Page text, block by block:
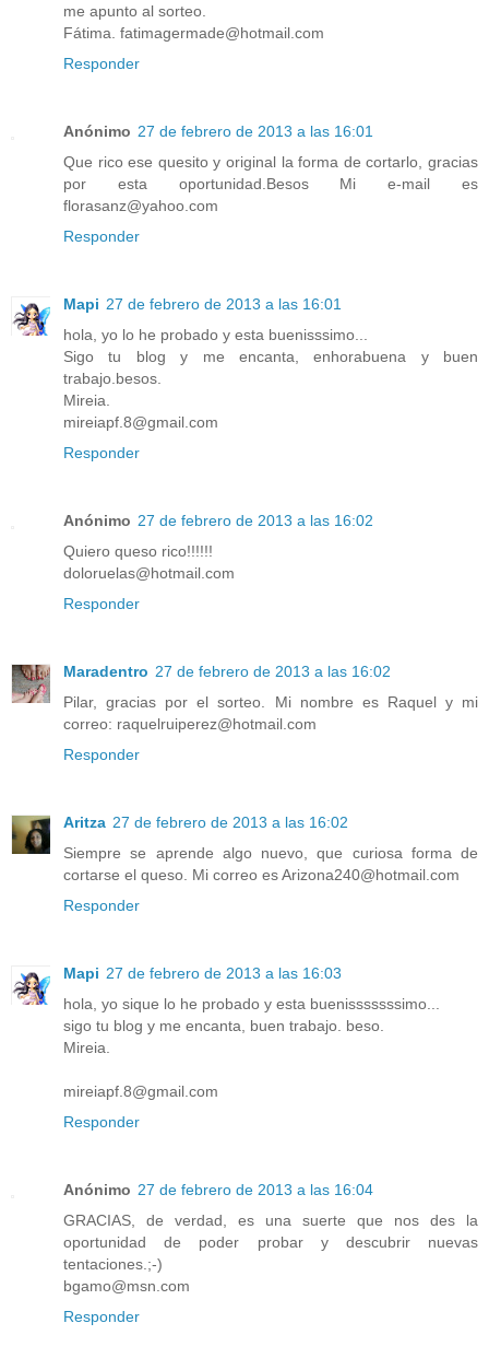
me apunto al sorteo.
Fátima. fatimagermade@hotmail.com
Responder
Anónimo 27 de febrero de 2013 a las 16:01
Que rico ese quesito y original la forma de cortarlo, gracias
por esta oportunidad.Besos Mi e-mail es
florasanz@yahoo.com
Responder
Mapi 27 de febrero de 2013 a las 16:01
hola, yo lo he probado y esta buenisssimo...
Sigo tu blog y me encanta, enhorabuena y buen
trabajo.besos.
Mireia.
mireiapf.8@gmail.com
Responder
Anónimo 27 de febrero de 2013 a las 16:02
Quiero queso rico!!!!!!
doloruelas@hotmail.com
Responder
Maradentro 27 de febrero de 2013 a las 16:02
Pilar, gracias por el sorteo. Mi nombre es Raquel y mi
correo: raquelruiperez@hotmail.com
Responder
Aritza 27 de febrero de 2013 a las 16:02
Siempre se aprende algo nuevo, que curiosa forma de
cortarse el queso. Mi correo es Arizona240@hotmail.com
Responder
Mapi 27 de febrero de 2013 a las 16:03
hola, yo sique lo he probado y esta buenisssssssimo...
sigo tu blog y me encanta, buen trabajo. beso.
Mireia.
mireiapf.8@gmail.com
Responder
Anónimo 27 de febrero de 2013 a las 16:04
GRACIAS, de verdad, es una suerte que nos des la
oportunidad de poder probar y descubrir nuevas
tentaciones.;-)
bgamo@msn.com
Responder